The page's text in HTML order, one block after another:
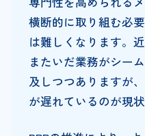
横断的に取り組む必
は難しくなります。
またいだ業務がシー
及しつつありますが
が遅れているのが現状